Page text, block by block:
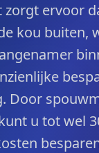
zorgt ervoor
kou buiten,
Door
u tot wel